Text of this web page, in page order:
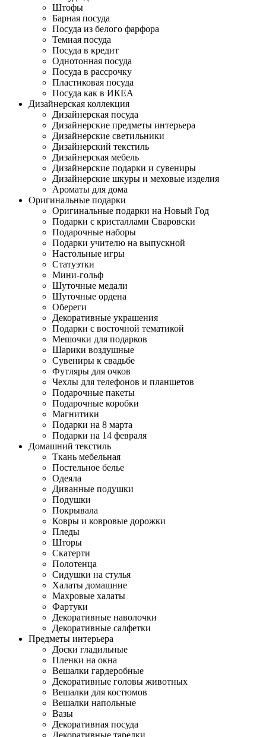
Штофы
Барная посуда
Посуда из белого фарфора
Темная посуда
Посуда в кредит
Однотонная посуда
Посуда в рассрочку
Пластиковая посуда
Посуда как в ИКЕА
Дизайнерская коллекция
Дизайнерская посуда
Дизайнерские предметы интерьера
Дизайнерские светильники
Дизайнерский текстиль
Дизайнерская мебель
Дизайнерские подарки и сувениры
Дизайнерские шкуры и меховые изделия
Ароматы для дома
Оригинальные подарки
Оригинальные подарки на Новый Год
Подарки с кристаллами Сваровски
Подарочные наборы
Подарки учителю на выпускной
Настольные игры
Статуэтки
Мини-гольф
Шуточные медали
Шуточные ордена
Обереги
Декоративные украшения
Подарки с восточной тематикой
Мешочки для подарков
Шарики воздушные
Сувениры к свадьбе
Футляры для очков
Чехлы для телефонов и планшетов
Подарочные пакеты
Подарочные коробки
Магнитики
Подарки на 8 марта
Подарки на 14 февраля
Домашний текстиль
Ткань мебельная
Постельное белье
Одеяла
Диванные подушки
Подушки
Покрывала
Ковры и ковровые дорожки
Пледы
Шторы
Скатерти
Полотенца
Сидушки на стулья
Халаты домашние
Махровые халаты
Фартуки
Декоративные наволочки
Декоративные салфетки
Предметы интерьера
Доски гладильные
Пленки на окна
Вешалки гардеробные
Декоративные головы животных
Вешалки для костюмов
Вешалки напольные
Вазы
Декоративная посуда
Декоративные тарелки